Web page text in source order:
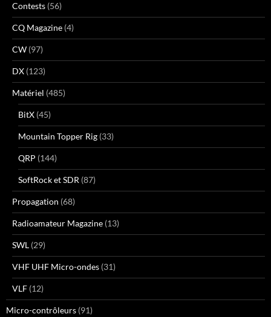
Contests (56)
CQ Magazine (4)
CW (97)
DX (123)
Matériel (485)
BitX (45)
Mountain Topper Rig (33)
QRP (144)
SoftRock et SDR (87)
Propagation (68)
Radioamateur Magazine (13)
SWL (29)
VHF UHF Micro-ondes (31)
VLF (12)
Micro-contrôleurs (91)